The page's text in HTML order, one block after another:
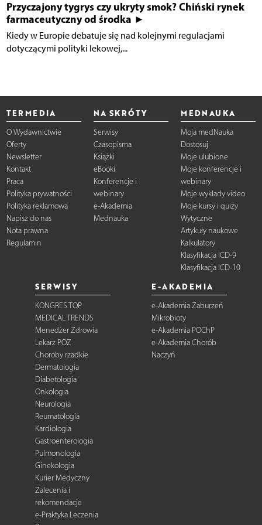
Przyczajony tygrys czy ukryty smok? Chiński rynek
farmaceutyczny od środka ►
Kiedy w Europie debatuje się nad kolejnymi regulacjami
dotyczącymi polityki lekowej,...
TERMEDIA
O Wydawnictwie
Oferty
Newsletter
Kontakt
Praca
Polityka prywatności
Polityka reklamowa
Napisz do nas
Nota prawna
Regulamin
NA SKRÓTY
Serwisy
Czasopisma
Książki
eBooki
Konferencje i
webinary
e-Akademia
Mednauka
MEDNAUKA
Moja medNauka
Dostosuj
Moje ulubione
Moje konferencje i
webinary
Moje wykłady video
Moje kursy i quizy
Wytyczne
Artykuły naukowe
Kalkulatory
Klasyfikacja ICD-9
Klasyfikacja ICD-10
SERWISY
KONGRES TOP
MEDICAL TRENDS
Menedżer Zdrowia
Lekarz POZ
Choroby rzadkie
Dermatologia
Diabetologia
Onkologia
Neurologia
Reumatologia
Kardiologia
Gastroenterologia
Pulmonologia
Ginekologia
Kurier Medyczny
Zalecenia i
rekomendacje
e-Praktyka Leczenia
E-AKADEMIA
e-Akademia Zaburzeń
Mikrobioty
e-Akademia POChP
e-Akademia Chorób
Naczyń